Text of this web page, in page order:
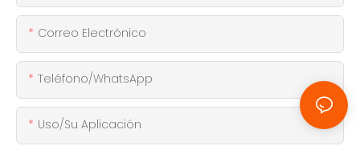
Correo Electrónico
Teléfono/WhatsApp
Uso/Su Aplicación